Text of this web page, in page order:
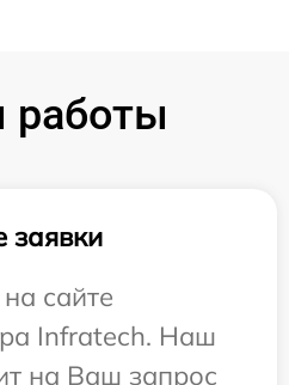
работы
сайте
Infratech. Наш
на Ваш запрос